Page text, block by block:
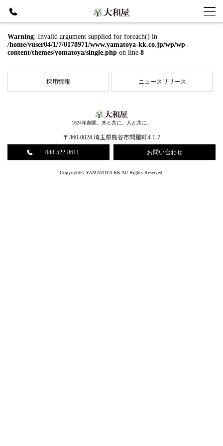
Warning: Invalid argument supplied for foreach() in
/home/vuser04/1/7/0178971/www.yamatoya-kk.co.jp/wp/wp-
content/themes/yomatoya/single.php on line 8
採⽤情報 ニュースリリース
1824年創業。木と共に、人と共に。
〒360-0024 埼玉県熊谷市問屋町4-1-7
048-522-8611 お問い合わせ
Copyright© YAMATOYA KK All Rights Reserved.